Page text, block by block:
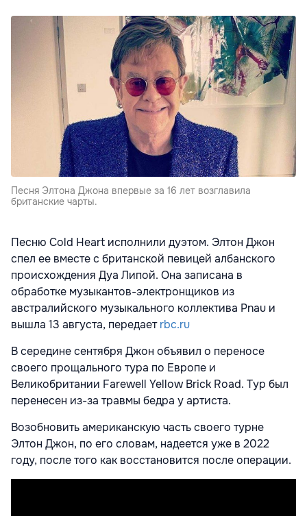
Песня Элтона Джона впервые за 16 лет возглавила
британские чарты.
Песню Cold Heart исполнили дуэтом. Элтон Джон
спел ее вместе с британской певицей албанского
происхождения Дуа Липой. Она записана в
обработке музыкантов-электронщиков из
австралийского музыкального коллектива Pnau и
вышла 13 августа, передаетrbc.ru
В середине сентября Джон объявил о переносе
своего прощального тура по Европе и
Великобритании Farewell Yellow Brick Road. Тур был
перенесен из-за травмы бедра у артиста.
Возобновить американскую часть своего турне
Элтон Джон, по его словам, надеется уже в 2022
году, после того как восстановится после операции.